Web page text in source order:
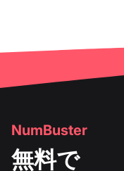
NumBuster
無料で